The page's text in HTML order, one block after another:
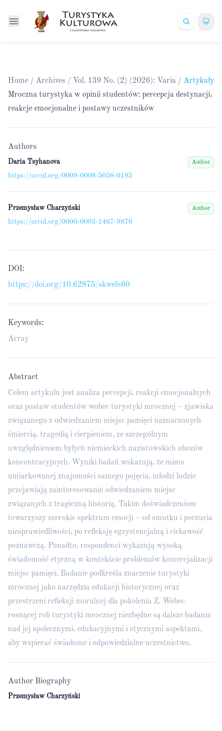
Home / Archives / Vol. 139 No. (2) (2026): Varia / Artykuły
Mroczna turystyka w opinii studentów: percepcja destynacji,
reakcje emocjonalne i postawy uczestników
Authors
Daria Tsyhanova
https://orcid.org/0009-0008-5058-0185
Author
Przemysław Charzyński
https://orcid.org/0000-0003-1467-9870
Author
DOI:
https://doi.org/10.62875/skwefs60
Keywords:
Array
Abstract
Celem artykułu jest analiza percepcji, reakcji emocjonalnych
oraz postaw studentów wobec turystyki mrocznej – zjawiska
związanego z odwiedzaniem miejsc pamięci naznaczonych
śmiercią, tragedią i cierpieniem, ze szczególnym
uwzględnieniem byłych niemieckich nazistowskich obozów
koncentracyjnych. Wyniki badań wskazują, że mimo
umiarkowanej znajomości samego pojęcia, młodzi ludzie
przejawiają zainteresowanie odwiedzaniem miejsc
związanych z tragiczną historią. Takim doświadczeniom
towarzyszy szerokie spektrum emocji – od smutku i poczucia
niesprawiedliwości, po refleksję egzystencjalną i ciekawość
poznawczą. Ponadto, respondenci wykazują wysoką
świadomość etyczną w kontekście problemów komercjalizacji
miejsc pamięci. Badanie podkreśla znaczenie turystyki
mrocznej jako narzędzia edukacji historycznej oraz
przestrzeni refleksji moralnej dla pokolenia Z. Wobec
rosnącej roli turystyki mrocznej niezbędne są dalsze badania
nad jej społecznymi, edukacyjnymi i etycznymi aspektami,
aby wspierać świadome i odpowiedzialne uczestnictwo.
Author Biography
Przemysław Charzyński